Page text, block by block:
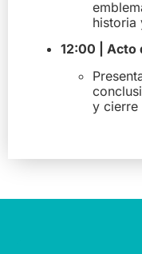
historia
12:00 | Acto
y cierre